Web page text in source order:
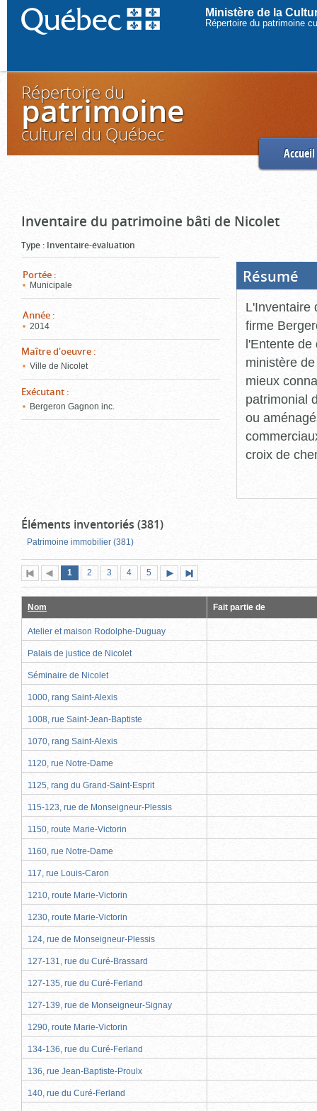
Ministère de la
Répertoire du patrimoine
Répertoire du
patrimoine
culturel du Québec
Accueil
Inventaire du patrimoine bâti de Nicolet
Type : Inventaire-évaluation
Portée :
Municipale
Année :
2014
Maître d'oeuvre :
Ville de Nicolet
Exécutant :
Bergeron Gagnon inc.
Résumé
L'Inventaire
firme
l'Entente de
ministère
mieux
patrimonial
ou
croix de
Éléments inventoriés (381)
Patrimoine immobilier (381)
Première
page
Page
précédente
Page
1 (page
actuelle)
Page
2 Page
3 Page
4 Page
5
suivante
page
Nom Fait partie de
Atelier et maison Rodolphe-Duguay
Palais de justice de Nicolet
Séminaire de Nicolet
1000, rang Saint-Alexis
1008, rue Saint-Jean-Baptiste
1070, rang Saint-Alexis
1120, rue Notre-Dame
1125, rang du Grand-Saint-Esprit
115-123, rue de Monseigneur-Plessis
1150, route Marie-Victorin
1160, rue Notre-Dame
117, rue Louis-Caron
1210, route Marie-Victorin
1230, route Marie-Victorin
124, rue de Monseigneur-Plessis
127-131, rue du Curé-Brassard
127-135, rue du Curé-Ferland
127-139, rue de Monseigneur-Signay
1290, route Marie-Victorin
134-136, rue du Curé-Ferland
136, rue Jean-Baptiste-Proulx
140, rue du Curé-Ferland